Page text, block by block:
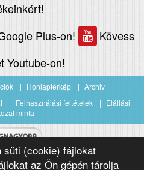
süti (cookie) fájlokat
az Ön gépén tárolja
Plus-on!
Kövess
Youtube-on!
Honlaptérkép
Archiv
Felhasználási feltételek
Elállási
minta